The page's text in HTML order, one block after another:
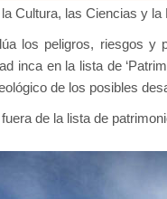
Cultura, las Ciencias y la
los peligros, riesgos
inca en la lista de
de los posibles
de la lista de